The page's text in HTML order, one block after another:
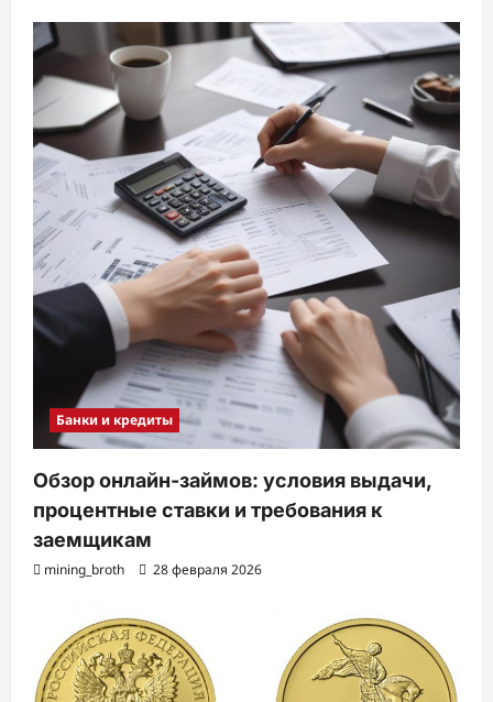
Банки и кредиты
Обзор онлайн-займов: условия выдачи,
процентные ставки и требования к
заемщикам
mining_broth 28 февраля 2026